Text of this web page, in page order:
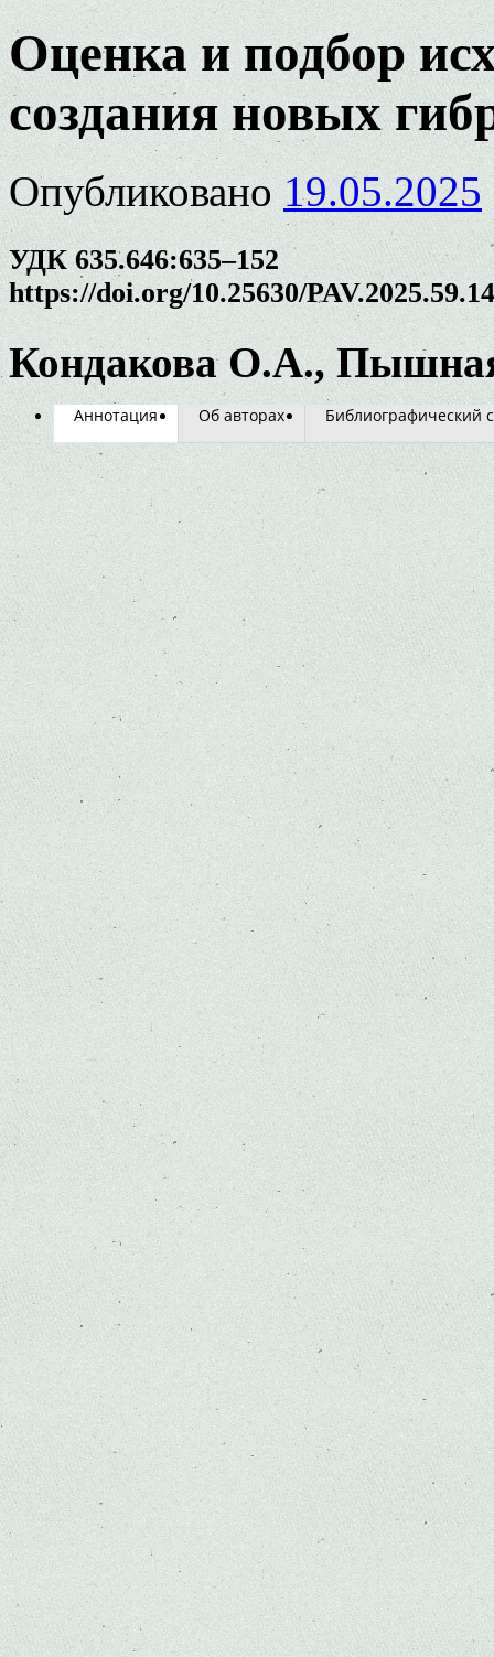
Оценка и подбор
создания новых
Опубликовано 19.05.2025
УДК 635.646:635–152
https://doi.org/10.25630/
Кондакова О.А.,
Аннотация Об авторах Библиографический